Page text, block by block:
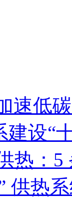
速低
建设“
热：
供热